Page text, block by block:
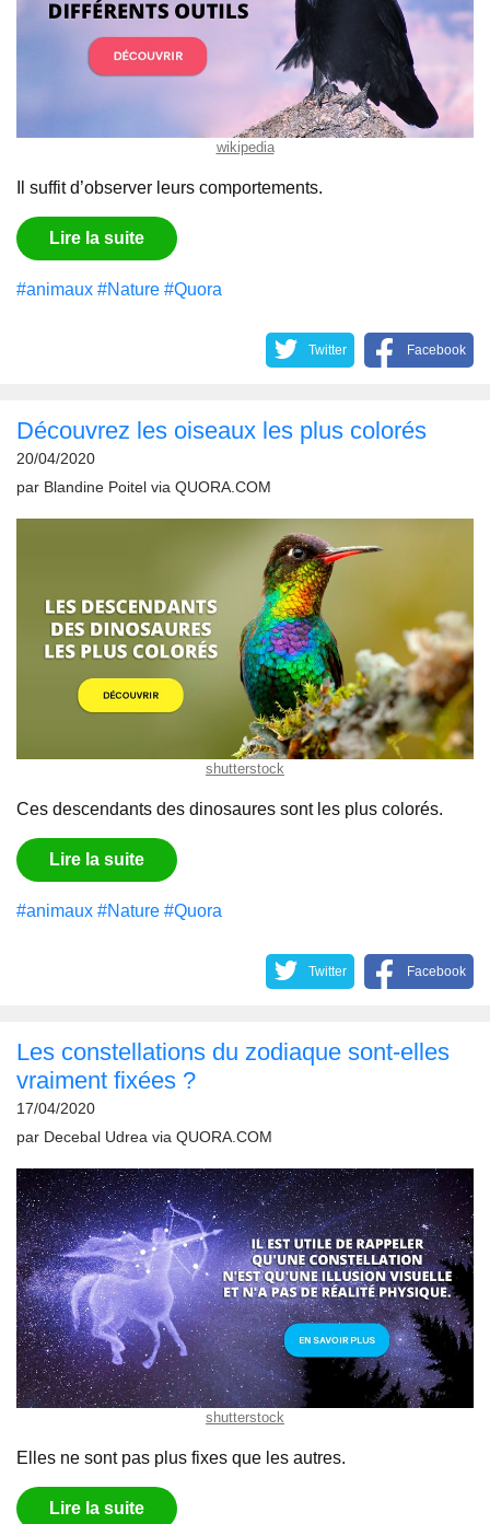
wikipedia
Il suffit d’observer leurs comportements.
Lire la suite
#animaux #Nature #Quora
Twitter Facebook
Découvrez les oiseaux les plus colorés
20/04/2020
par Blandine Poitel via QUORA.COM
shutterstock
Ces descendants des dinosaures sont les plus colorés.
Lire la suite
#animaux #Nature #Quora
Twitter Facebook
Les constellations du zodiaque sont-elles
vraiment fixées ?
17/04/2020
par Decebal Udrea via QUORA.COM
shutterstock
Elles ne sont pas plus fixes que les autres.
Lire la suite